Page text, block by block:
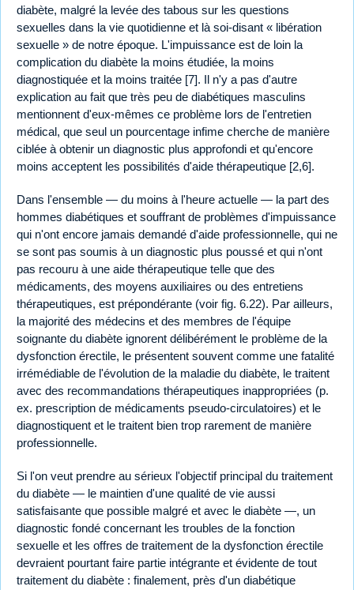
diabète, malgré la levée des tabous sur les questions
sexuelles dans la vie quotidienne et là soi-disant « libération
sexuelle » de notre époque. L'impuissance est de loin la
complication du diabète la moins étudiée, la moins
diagnostiquée et la moins traitée [7]. Il n'y a pas d'autre
explication au fait que très peu de diabétiques masculins
mentionnent d'eux-mêmes ce problème lors de l'entretien
médical, que seul un pourcentage infime cherche de manière
ciblée à obtenir un diagnostic plus approfondi et qu'encore
moins acceptent les possibilités d'aide thérapeutique [2,6].
Dans l'ensemble — du moins à l'heure actuelle — la part des
hommes diabétiques et souffrant de problèmes d'impuissance
qui n'ont encore jamais demandé d'aide professionnelle, qui ne
se sont pas soumis à un diagnostic plus poussé et qui n'ont
pas recouru à une aide thérapeutique telle que des
médicaments, des moyens auxiliaires ou des entretiens
thérapeutiques, est prépondérante (voir fig. 6.22). Par ailleurs,
la majorité des médecins et des membres de l'équipe
soignante du diabète ignorent délibérément le problème de la
dysfonction érectile, le présentent souvent comme une fatalité
irrémédiable de l'évolution de la maladie du diabète, le traitent
avec des recommandations thérapeutiques inappropriées (p.
ex. prescription de médicaments pseudo-circulatoires) et le
diagnostiquent et le traitent bien trop rarement de manière
professionnelle.
Si l'on veut prendre au sérieux l'objectif principal du traitement
du diabète — le maintien d'une qualité de vie aussi
satisfaisante que possible malgré et avec le diabète —, un
diagnostic fondé concernant les troubles de la fonction
sexuelle et les offres de traitement de la dysfonction érectile
devraient pourtant faire partie intégrante et évidente de tout
traitement du diabète : finalement, près d'un diabétique